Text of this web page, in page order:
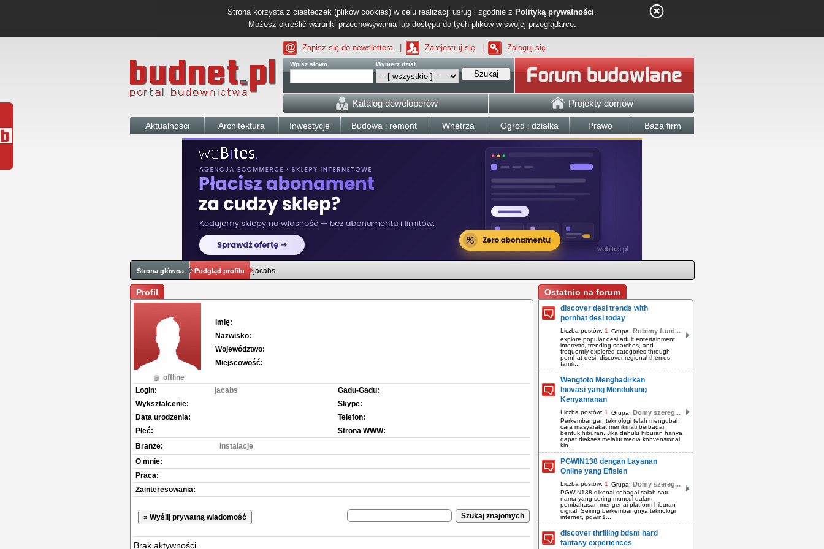
Strona korzysta z ciasteczek (plików cookies) w celu realizacji usług i zgodnie z Polityką prywatności.
Możesz określić warunki przechowywania lub dostępu do tych plików w swojej przeglądarce.
Zapisz się do newslettera Zarejestruj się Zaloguj się
Wpisz słowo Wybierz dział
Szukaj
Katalog deweloperów Projekty domów
Aktualności Architektura Inwestycje Budowa i remont Wnętrza Ogród i działka Prawo Baza firm
Strona główna Podgląd profilu jacabs
Profil
offline
Imię:
Nazwisko:
Województwo:
Miejscowość:
Login:
jacabs
Wykształcenie:
Data urodzenia:
Płeć:
Gadu-Gadu:
Skype:
Telefon:
Strona WWW:
Branże:
Instalacje
O mnie:
Praca:
Zainteresowania:
» Wyślij prywatną wiadomość
Brak aktywności.
Ostatnio na forum
discover desi trends with
pornhat desi today
Liczba postów: 1 Grupa: Robimy fund...
explore popular desi adult entertainment
interests, trending searches, and
frequently explored categories through
pornhat desi. discover regional themes,
famili...
Wengtoto Menghadirkan
Inovasi yang Mendukung
Kenyamanan
Liczba postów: 1 Grupa: Domy szereg...
Perkembangan teknologi telah mengubah
cara masyarakat menikmati berbagai
bentuk hiburan. Jika dahulu hiburan hanya
dapat diakses melalui media konvensional,
kin...
PGWIN138 dengan Layanan
Online yang Efisien
Liczba postów: 1 Grupa: Domy szereg...
PGWIN138 dikenal sebagai salah satu
nama yang sering muncul dalam
pembahasan mengenai platform hiburan
digital. Seiring berkembangnya teknologi
internet, pgwin1...
discover thrilling bdsm hard
fantasy experiences